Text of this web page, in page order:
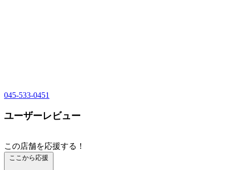
045-533-0451
ユーザーレビュー
この店舗を応援する！
ここから応援